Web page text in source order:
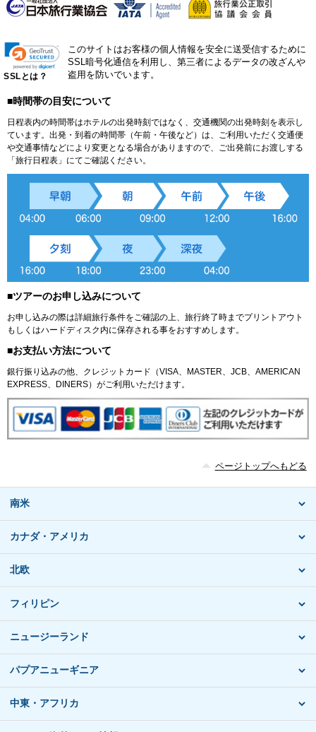
SSLとは？
このサイトはお客様の個人情報を安全に送受信するために
SSL暗号化通信を利用し、第三者によるデータの改ざんや
盗用を防いでいます。
■時間帯の目安について
日程表内の時間帯はホテルの出発時刻ではなく、交通機関の出発時刻を表示し
ています。出発・到着の時間帯（午前・午後など）は、ご利用いただく交通便
や交通事情などにより変更となる場合がありますので、ご出発前にお渡しする
「旅行日程表」にてご確認ください。
■ツアーのお申し込みについて
お申し込みの際は詳細旅行条件をご確認の上、旅行終了時までプリントアウト
もしくはハードディスク内に保存される事をおすすめします。
■お支払い方法について
銀行振り込みの他、クレジットカード（VISA、MASTER、JCB、AMERICAN
EXPRESS、DINERS）がご利用いただけます。
ページトップへもどる
南米
カナダ・アメリカ
北欧
フィリピン
ニュージーランド
パプアニューギニア
中東・アフリカ